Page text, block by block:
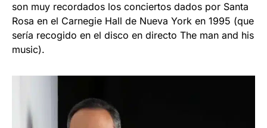
son muy recordados los conciertos dados por Santa
Rosa en el Carnegie Hall de Nueva York en 1995 (que
sería recogido en el disco en directo The man and his
music).